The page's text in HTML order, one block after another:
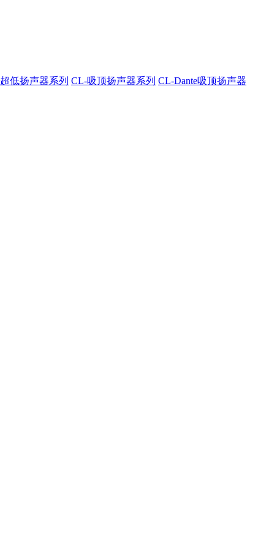
低扬声器系列 CL-吸顶扬声器系列 CL-Dante吸顶扬声器